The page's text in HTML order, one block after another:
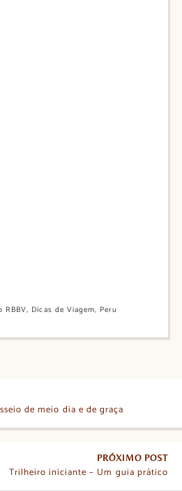
RBBV, Dicas de Viagem, Peru
de meio dia e de graça
PRÓXIMO POST
Trilheiro iniciante – Um guia prático